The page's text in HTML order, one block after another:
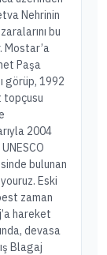
Nehrinin
bu
Mostar’a
Paşa
görüp, 1992
topçusu
2004
bulunan
Eski
zaman
hareket
devasa
Blagaj